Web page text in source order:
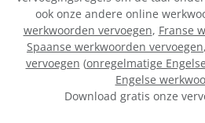
ook onze andere online
werkwoorden vervoegen, Franse
Spaanse werkwoorden vervoegen,
vervoegen (onregelmatige
Engelse
Download gratis onze